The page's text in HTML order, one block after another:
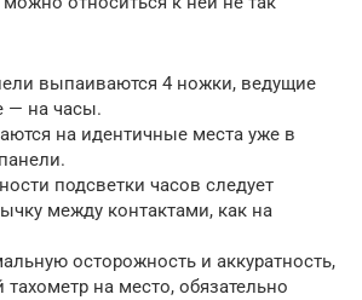
выпаиваются 4 ножки, ведущие
— на часы.
на идентичные места уже в
подсветки часов следует
между контактами, как на
осторожность и аккуратность,
на место, обязательно